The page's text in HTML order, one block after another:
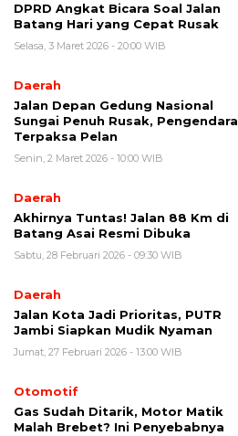
DPRD Angkat Bicara Soal Jalan
Batang Hari yang Cepat Rusak
Selasa, 3 Maret 2026 - 20:00 WIB
Daerah
Jalan Depan Gedung Nasional
Sungai Penuh Rusak, Pengendara
Terpaksa Pelan
Senin, 2 Maret 2026 - 10:00 WIB
Daerah
Akhirnya Tuntas! Jalan 88 Km di
Batang Asai Resmi Dibuka
Sabtu, 28 Februari 2026 - 09:30 WIB
Daerah
Jalan Kota Jadi Prioritas, PUTR
Jambi Siapkan Mudik Nyaman
Jumat, 27 Februari 2026 - 13:00 WIB
Otomotif
Gas Sudah Ditarik, Motor Matik
Malah Brebet? Ini Penyebabnya